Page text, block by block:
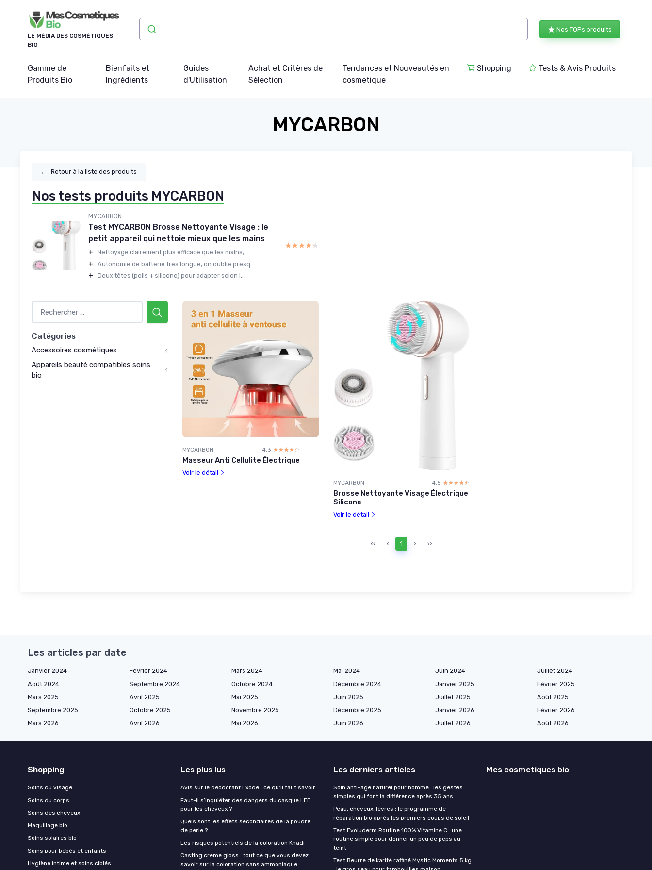
LE MÉDIA DES COSMÉTIQUES
BIO
Nos TOPs produits
Gamme de
Produits Bio
Bienfaits et
Ingrédients
Guides
d'Utilisation
Achat et Critères de
Sélection
Tendances et Nouveautés en
cosmetique
Shopping Tests & Avis Produits
MYCARBON
← Retour à la liste des produits
Nos tests produits MYCARBON
MYCARBON
Test MYCARBON Brosse Nettoyante Visage : le
petit appareil qui nettoie mieux que les mains
+ Nettoyage clairement plus efficace que les mains,...
+ Autonomie de batterie très longue, on oublie presq...
+ Deux têtes (poils + silicone) pour adapter selon l...
★★★★★
★★★★★
Catégories
Accessoires cosmétiques 1
Appareils beauté compatibles soins
bio
1
MYCARBON 4.3 ☆☆☆☆☆
★★★★★
Masseur Anti Cellulite Électrique
Voir le détail
MYCARBON 4.5 ☆☆☆☆☆
★★★★★
Brosse Nettoyante Visage Électrique
Silicone
Voir le détail
‹‹ ‹ 1 › ››
Les articles par date
Janvier 2024 Février 2024 Mars 2024 Mai 2024 Juin 2024
Juillet 2024
Août 2024
Septembre 2024 Octobre 2024 Décembre 2024 Janvier 2025
Février 2025
Mars 2025
Avril 2025 Mai 2025 Juin 2025 Juillet 2025
Août 2025
Septembre 2025
Octobre 2025 Novembre 2025 Décembre 2025 Janvier 2026
Février 2026
Mars 2026
Avril 2026 Mai 2026 Juin 2026 Juillet 2026 Août 2026
Shopping
Soins du visage
Soins du corps
Soins des cheveux
Maquillage bio
Soins solaires bio
Soins pour bébés et enfants
Hygiène intime et soins ciblés
Les plus lus
Avis sur le déodorant Exode : ce qu'il faut savoir
Faut-il s’inquiéter des dangers du casque LED
pour les cheveux ?
Quels sont les effets secondaires de la poudre
de perle ?
Les risques potentiels de la coloration Khadi
Casting creme gloss : tout ce que vous devez
savoir sur la coloration sans ammoniaque
Les derniers articles
Soin anti-âge naturel pour homme : les gestes
simples qui font la différence après 35 ans
Peau, cheveux, lèvres : le programme de
réparation bio après les premiers coups de soleil
Test Evoluderm Routine 100% Vitamine C : une
routine simple pour donner un peu de peps au
teint
Test Beurre de karité raffiné Mystic Moments 5 kg
Mes cosmetiques bio